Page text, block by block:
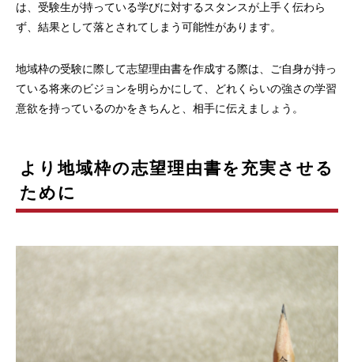
は、受験生が持っている学びに対するスタンスが上手く伝わら
ず、結果として落とされてしまう可能性があります。
地域枠の受験に際して志望理由書を作成する際は、ご自身が持っ
ている将来のビジョンを明らかにして、どれくらいの強さの学習
意欲を持っているのかをきちんと、相手に伝えましょう。
より地域枠の志望理由書を充実させる
ために